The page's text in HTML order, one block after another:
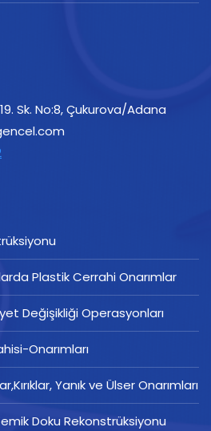
Sk. No:8, Çukurova/Adana
Plastik Cerrahi Onarımlar
Değişikliği Operasyonları
Onarımları
Yanık ve Ülser Onarımları
Doku Rekonstrüksiyonu